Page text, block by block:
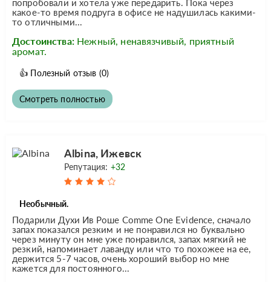
попробовали и хотела уже передарить. Пока через
какое-то время подруга в офисе не надушилась какими-
то отличными...
Достоинства: Нежный, ненавязчивый, приятный
аромат.
👍 Полезный отзыв (0)
Смотреть полностью
Albina, Ижевск
Репутация: +32
Необычный.
Подарили Духи Ив Роше Comme One Evidence, сначало
запах показался резким и не понравился но буквально
через минуту он мне уже понравился, запах мягкий не
резкий, напоминает лаванду или что то похожее на ее,
держится 5-7 часов, очень хороший выбор но мне
кажется для постоянного...